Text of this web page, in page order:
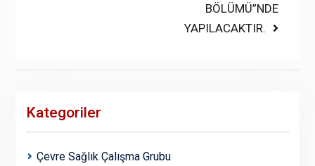
BÖLÜMÜ”NDE
YAPILACAKTIR.
Kategoriler
Çevre Sağlık Çalışma Grubu